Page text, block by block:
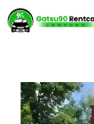
Langsung
ke